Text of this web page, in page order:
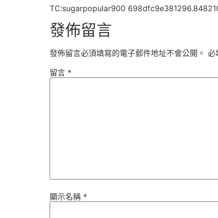
TC:sugarpopular900
發佈留言
發佈留言必須填寫的電子郵件地址不會公開。 必
留言 *
顯示名稱 *